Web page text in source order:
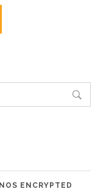
ENCRYPTED